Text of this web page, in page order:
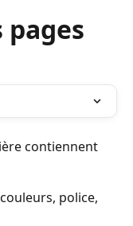
contiennent
police,